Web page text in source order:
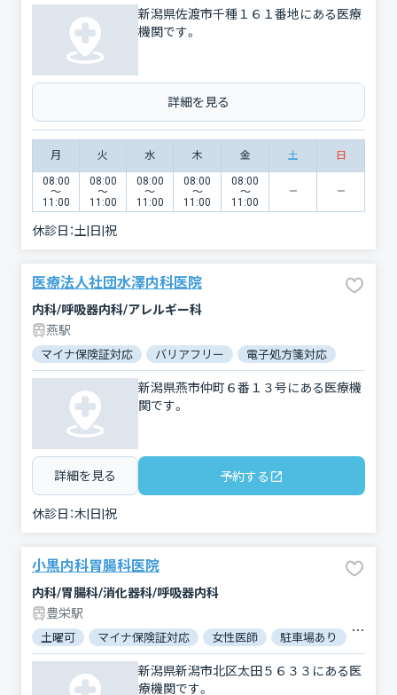
新潟県佐渡市千種１６１番地にある医療
機関です。
詳細を見る
月 火 水 木 金 土 日
08:00
〜
11:00
08:00
〜
11:00
08:00
〜
11:00
08:00
〜
11:00
08:00
〜
11:00
休診日：土|日|祝
医療法人社団水澤内科医院
内科/呼吸器内科/アレルギー科
燕駅
マイナ保険証対応 バリアフリー 電子処方箋対応
新潟県燕市仲町６番１３号にある医療機
関です。
詳細を見る 予約する
休診日：木|日|祝
小黒内科胃腸科医院
内科/胃腸科/消化器科/呼吸器内科
豊栄駅
土曜可 マイナ保険証対応 女性医師 駐車場あり
新潟県新潟市北区太田５６３３にある医
療機関です。